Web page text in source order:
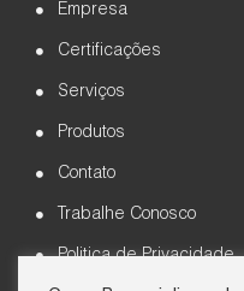
Empresa
Certificações
Serviços
Produtos
Contato
Trabalhe Conosco
Politica de Privacidade